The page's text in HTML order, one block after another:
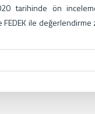
tarihinde ön
ile değerlendirme